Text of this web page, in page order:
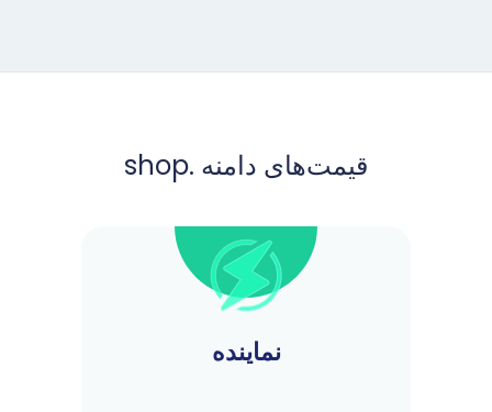
قیمت‌های دامنه .shop
نماینده